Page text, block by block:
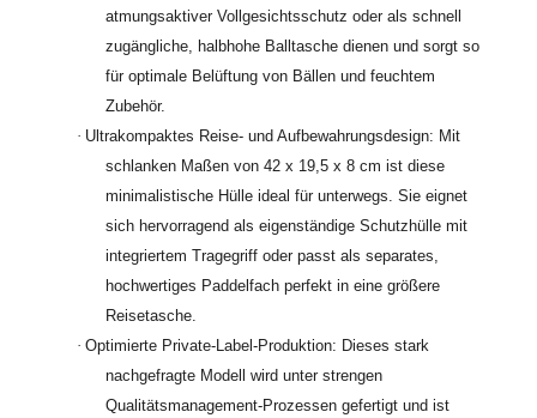
atmungsaktiver Vollgesichtsschutz oder als schnell
zugängliche, halbhohe Balltasche dienen und sorgt so
für optimale Belüftung von Bällen und feuchtem
Zubehör.
· Ultrakompaktes Reise- und Aufbewahrungsdesign: Mit
schlanken Maßen von 42 x 19,5 x 8 cm ist diese
minimalistische Hülle ideal für unterwegs. Sie eignet
sich hervorragend als eigenständige Schutzhülle mit
integriertem Tragegriff oder passt als separates,
hochwertiges Paddelfach perfekt in eine größere
Reisetasche.
· Optimierte Private-Label-Produktion: Dieses stark
nachgefragte Modell wird unter strengen
Qualitätsmanagement-Prozessen gefertigt und ist